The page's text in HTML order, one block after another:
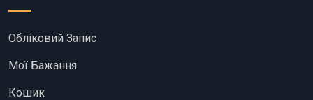
Обліковий Запис
Мої Бажання
Кошик